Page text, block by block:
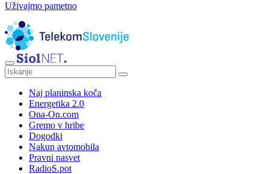
Uživajmo pametno
Naj planinska koča
Energetika 2.0
Ona-On.com
Gremo v hribe
Dogodki
Nakup avtomobila
Pravni nasvet
RadioS.pot